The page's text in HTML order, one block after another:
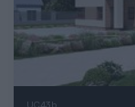
UC43b